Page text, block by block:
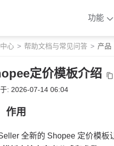
功能
心 帮助文档与常见问答 产品
定价模板介绍
: 2026-07-14 06:04